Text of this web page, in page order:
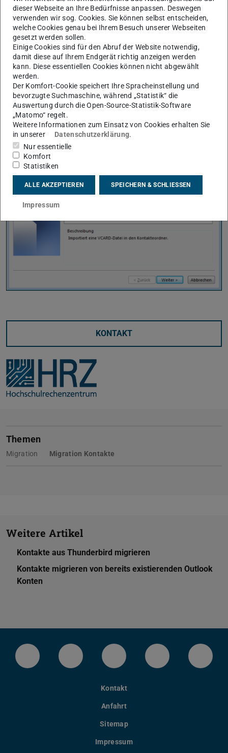
Wählen SieVCARD-Datei (VCF) importierenaus.
Dann im Dateibrowser, die zuvor vom Handy
gespeicherte Datei auswählen und auf
Die Migration der Kontakte in die Groupware ist nun
abgeschlossen.
KONTAKT
Themen
Migration Migration Kontakte
Weitere Artikel
Kontakte aus Thunderbird migrieren
Kontakte migrieren von bereits existierenden Outlook
Konten
LinkedIn-Seite der TU Darmstadt
Instagram-Kanal der TU
Bluesky-Kanal der TU
Facebook-
Kontakt
Anfahrt
Sitemap
Impressum
dieser Webseite an Ihre Bedürfnisse anpassen. Deswegen
verwenden wir sog. Cookies. Sie können selbst entscheiden,
welche Cookies genau bei Ihrem Besuch unserer Webseiten
gesetzt werden sollen.
Einige Cookies sind für den Abruf der Website notwendig,
damit diese auf Ihrem Endgerät richtig anzeigen werden
kann. Diese essentiellen Cookies können nicht abgewählt
werden.
Der Komfort-Cookie speichert Ihre Spracheinstellung und
bevorzugte Suchmaschine, während „Statistik“ die
Auswertung durch die Open-Source-Statistik-Software
„Matomo“ regelt.
Weitere Informationen zum Einsatz von Cookies erhalten Sie
in unserer
Datenschutzerklärung.
Nur essentielle
Komfort
Statistiken
ALLE AKZEPTIEREN SPEICHERN & SCHLIESSEN
Impressum